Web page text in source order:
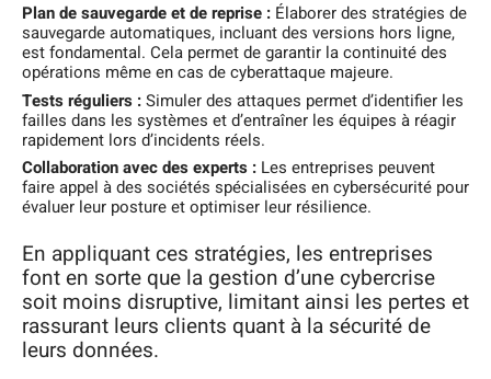
Plan de sauvegarde et de reprise : Élaborer des stratégies de
sauvegarde automatiques, incluant des versions hors ligne,
est fondamental. Cela permet de garantir la continuité des
opérations même en cas de cyberattaque majeure.
Tests réguliers :Simuler des attaques permet d’identifier les
failles dans les systèmes et d’entraîner les équipes à réagir
rapidement lors d’incidents réels.
Collaboration avec des experts : Les entreprises peuvent
faire appel à des sociétés spécialisées en cybersécurité pour
évaluer leur posture et optimiser leur résilience.
En appliquant ces stratégies, les entreprises
font en sorte que la gestion d’une cybercrise
soit moins disruptive, limitant ainsi les pertes et
rassurant leurs clients quant à la sécurité de
leurs données.